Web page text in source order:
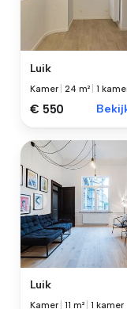
Luik
Kamer |24 m² |1
€ 550
Luik
Kamer |11 m² |1 kamer